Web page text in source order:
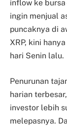
inflow ke
ingin menjual
puncaknya di
XRP, kini
hari Senin lalu.
Penurunan
harian
investor lebih
melepasnya.